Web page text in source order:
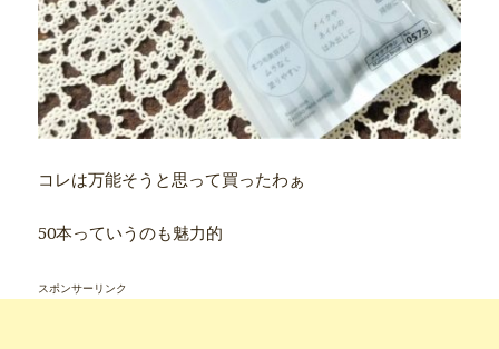
コレは万能そうと思って買ったわぁ
50本っていうのも魅力的
スポンサーリンク